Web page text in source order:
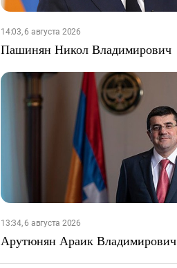
14:03, 6 августа 2026
Пашинян Никол Владимирович
13:34, 6 августа 2026
Арутюнян Араик Владимирович